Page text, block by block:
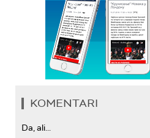
KOMENTARI
Da, ali...